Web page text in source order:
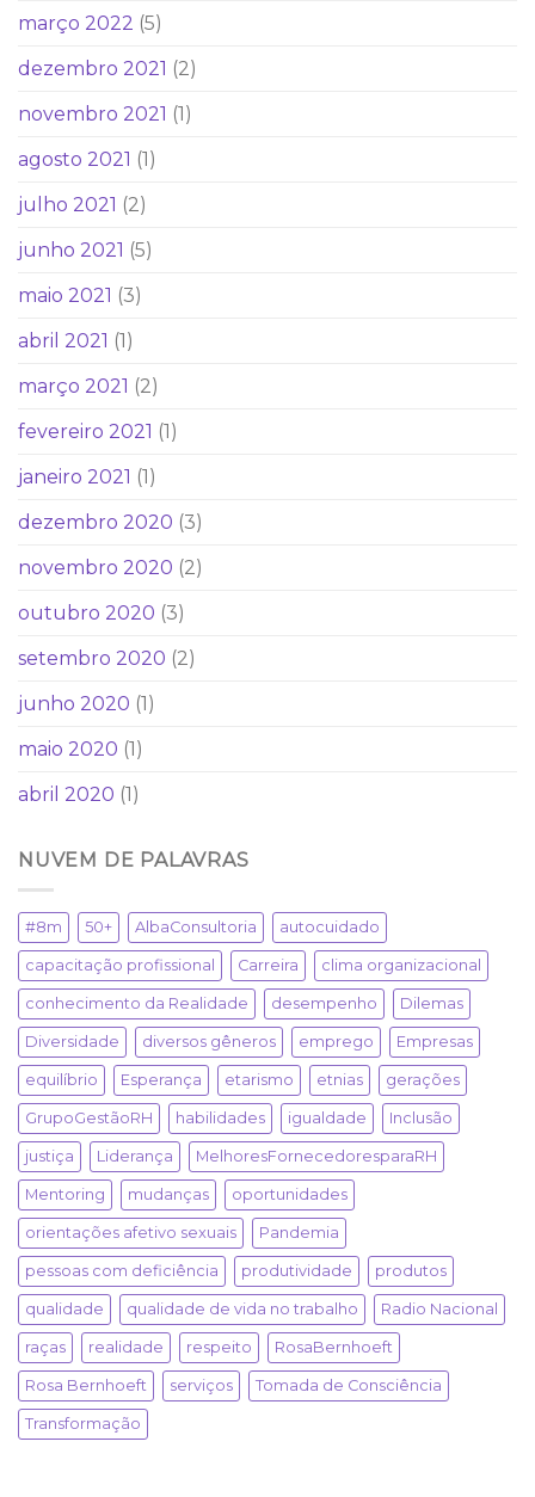
março 2022 (5)
dezembro 2021 (2)
novembro 2021 (1)
agosto 2021 (1)
julho 2021 (2)
junho 2021 (5)
maio 2021 (3)
abril 2021 (1)
março 2021 (2)
fevereiro 2021 (1)
janeiro 2021 (1)
dezembro 2020 (3)
novembro 2020 (2)
outubro 2020 (3)
setembro 2020 (2)
junho 2020 (1)
maio 2020 (1)
abril 2020 (1)
NUVEM DE PALAVRAS
#8m 50+ AlbaConsultoria autocuidado
capacitação profissional Carreira clima organizacional
conhecimento da Realidade desempenho Dilemas
Diversidade diversos gêneros emprego Empresas
equilíbrio Esperança etarismo etnias gerações
GrupoGestãoRH habilidades igualdade Inclusão
justiça Liderança MelhoresFornecedoresparaRH
Mentoring mudanças oportunidades
orientações afetivo sexuais Pandemia
pessoas com deficiência produtividade produtos
qualidade qualidade de vida no trabalho Radio Nacional
raças realidade respeito RosaBernhoeft
Rosa Bernhoeft serviços Tomada de Consciência
Transformação